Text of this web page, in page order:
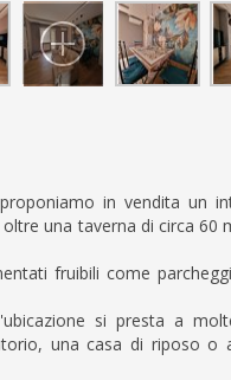
in vendita un
una taverna di circa
fruibili come
si presta a
una casa di riposo o